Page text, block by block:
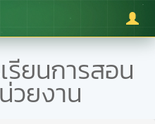
รียนการสอน
วยงาน